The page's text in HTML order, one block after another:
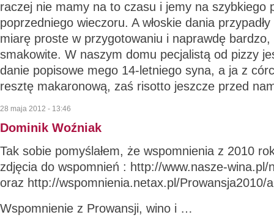
raczej nie mamy na to czasu i jemy na szybkiego
poprzedniego wieczoru. A włoskie dania
miarę proste w przygotowaniu i naprawdę
smakowite. W naszym domu pecjalistą od pizzy
danie popisowe mego 14-letniego syna, a ja z
resztę makaronową, zaś risotto jeszcze przed
28 maja 2012 - 13:46
Dominik Woźniak
Tak sobie pomyślałem, że wspomnienia z 2010
zdjęcia do wspomnień : http://www.nasze-
oraz http://wspomnienia.netax.pl/Prowansja2010/
Wspomnienie z Prowansji, wino i …